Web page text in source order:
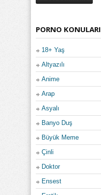
PORNO KONULARI
18+ Yaş
Altyazılı
Anime
Arap
Asyalı
Banyo Duş
Büyük Meme
Çinli
Doktor
Ensest